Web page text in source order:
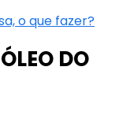
o que fazer?
DO